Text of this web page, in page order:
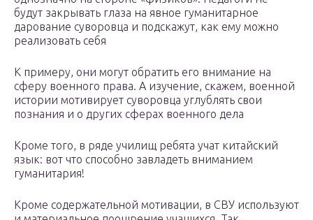
будут закрывать глаза на явное гуманитарное
дарование суворовца и подскажут, как ему можно
реализовать себя
К примеру, они могут обратить его внимание на
сферу военного права. А изучение, скажем, военной
истории мотивирует суворовца углублять свои
познания и о других сферах военного дела
Кроме того, в ряде училищ ребята учат китайский
язык: вот что способно завладеть вниманием
гуманитария!
Кроме содержательной мотивации, в СВУ используют